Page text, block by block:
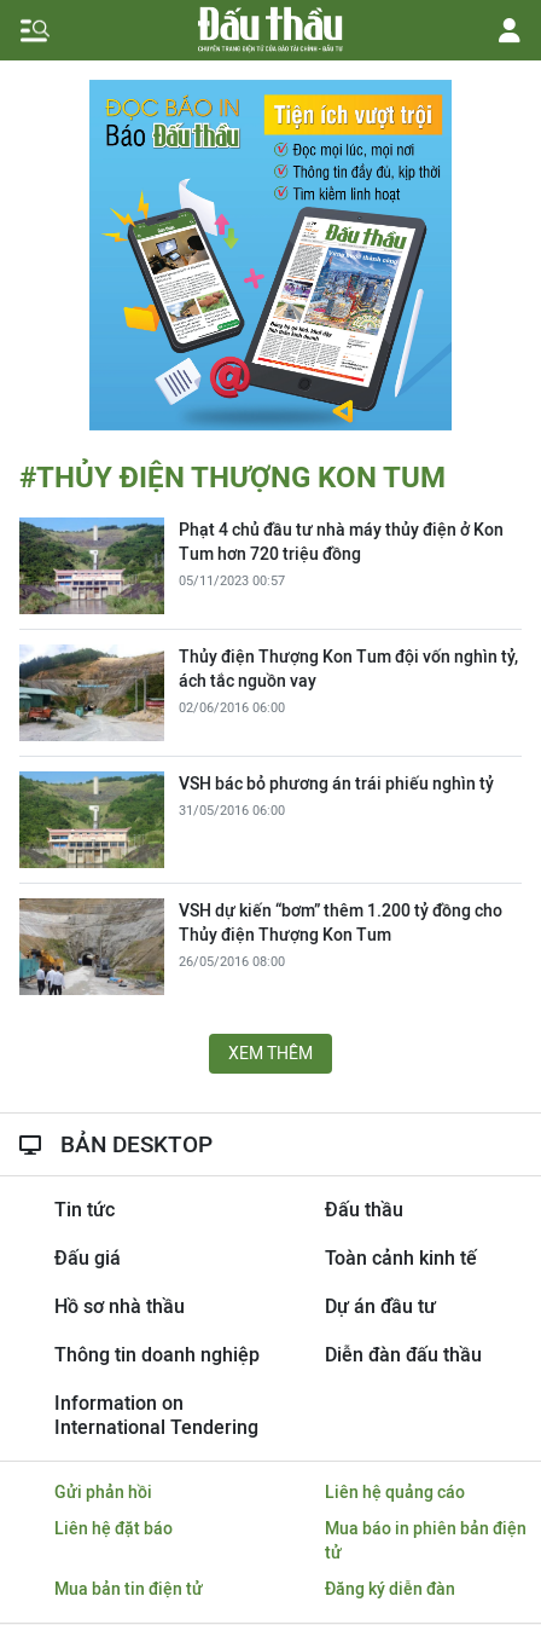
#THỦY ĐIỆN THƯỢNG KON TUM
Phạt 4 chủ đầu tư nhà máy thủy điện ở Kon
Tum hơn 720 triệu đồng
05/11/2023 00:57
Thủy điện Thượng Kon Tum đội vốn nghìn tỷ,
ách tắc nguồn vay
02/06/2016 06:00
VSH bác bỏ phương án trái phiếu nghìn tỷ
31/05/2016 06:00
VSH dự kiến “bơm” thêm 1.200 tỷ đồng cho
Thủy điện Thượng Kon Tum
26/05/2016 08:00
XEM THÊM
BẢN DESKTOP
Tin tức Đấu thầu
Đấu giá Toàn cảnh kinh tế
Hồ sơ nhà thầu Dự án đầu tư
Thông tin doanh nghiệp Diễn đàn đấu thầu
Information on
International Tendering
Gửi phản hồi
Liên hệ quảng cáo
Liên hệ đặt báo
Mua báo in phiên bản điện
tử
Mua bản tin điện tử
Đăng ký diễn đàn